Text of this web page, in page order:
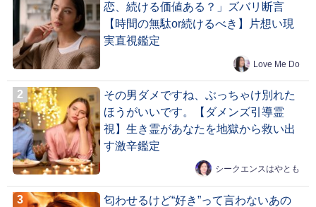
恋、続ける価値ある？」ズバリ断言
【時間の無駄or続けるべき】片想い現
実直視鑑定
Love Me Do
その男ダメですね、ぶっちゃけ別れた
ほうがいいです。【ダメンズ引導霊
視】生き霊があなたを地獄から救い出
す激辛鑑定
シークエンスはやとも
匂わせるけど“好き”って言わないあの